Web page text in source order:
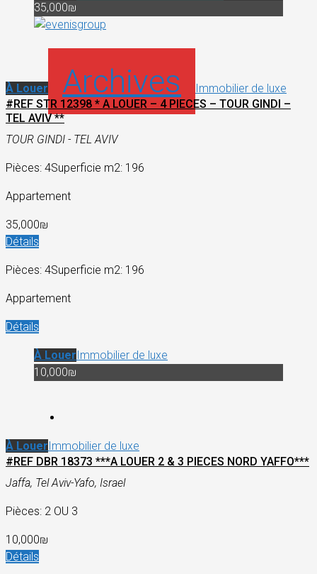
35,000₪
À Louer Archives
Immobilier de luxe
#REF STR 12398 * A LOUER – 4 PIECES – TOUR GINDI –
TEL AVIV **
TOUR GINDI - TEL AVIV
Pièces: 4Superficie m2: 196
Appartement
35,000₪
Détails
Pièces: 4Superficie m2: 196
Appartement
Détails
À LouerImmobilier de luxe
10,000₪
À LouerImmobilier de luxe
#REF DBR 18373 ***A LOUER 2 & 3 PIECES NORD YAFFO***
Jaffa, Tel Aviv-Yafo, Israel
Pièces: 2 OU 3
10,000₪
Détails